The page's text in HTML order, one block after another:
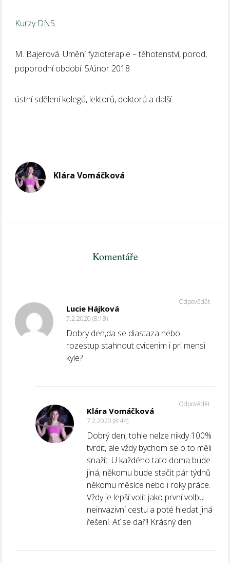
Kurzy DNS
M. Bajerová. Umění fyzioterapie – těhotenství, porod,
poporodní období. 5/únor 2018
ústní sdělení kolegů, lektorů, doktorů a další
Klára Vomáčková
Komentáře
Lucie Hájková
7.2.2020 (8:18)
Dobry den,da se diastaza nebo
rozestup stahnout cvicenim i pri mensi
kyle?
Odpovědět
Klára Vomáčková
7.2.2020 (8:44)
Dobrý den, tohle nelze nikdy 100%
tvrdit, ale vždy bychom se o to měli
snažit. U každého tato doma bude
jiná, někomu bude stačit pár týdnů
někomu měsíce nebo i roky práce.
Vždy je lepší volit jako první volbu
neinvazivní cestu a poté hledat jiná
řešení. Ať se daří! Krásný den
Odpovědět